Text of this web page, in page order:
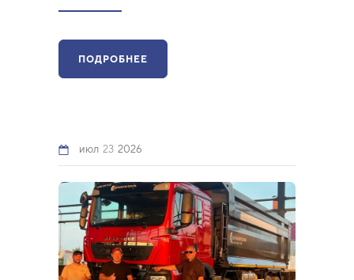
ПОДРОБНЕЕ
июл 23 2026